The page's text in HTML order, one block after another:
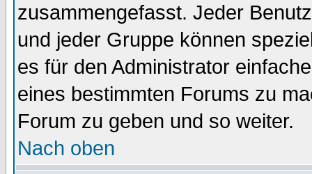
zusammengefasst. Jeder
und jeder Gruppe können
es für den Administrator
eines bestimmten Forums zu
Forum zu geben und so weiter.
Nach oben